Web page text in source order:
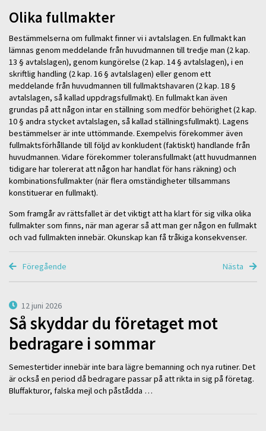
Olika fullmakter
Bestämmelserna om fullmakt finner vi i avtalslagen. En fullmakt kan
lämnas genom meddelande från huvudmannen till tredje man (2 kap.
13 § avtalslagen), genom kungörelse (2 kap. 14 § avtalslagen), i en
skriftlig handling (2 kap. 16 § avtalslagen) eller genom ett
meddelande från huvudmannen till fullmaktshavaren (2 kap. 18 §
avtalslagen, så kallad uppdragsfullmakt). En fullmakt kan även
grundas på att någon intar en ställning som medför behörighet (2 kap.
10 § andra stycket avtalslagen, så kallad ställningsfullmakt). Lagens
bestämmelser är inte uttömmande. Exempelvis förekommer även
fullmaktsförhållande till följd av konkludent (faktiskt) handlande från
huvudmannen. Vidare förekommer toleransfullmakt (att huvudmannen
tidigare har tolererat att någon har handlat för hans räkning) och
kombinationsfullmakter (när flera omständigheter tillsammans
konstituerar en fullmakt).
Som framgår av rättsfallet är det viktigt att ha klart för sig vilka olika
fullmakter som finns, när man agerar så att man ger någon en fullmakt
och vad fullmakten innebär. Okunskap kan få tråkiga konsekvenser.
Föregående Nästa
12 juni 2026
Så skyddar du företaget mot
bedragare i sommar
Semestertider innebär inte bara lägre bemanning och nya rutiner. Det
är också en period då bedragare passar på att rikta in sig på företag.
Bluffakturor, falska mejl och påstådda …